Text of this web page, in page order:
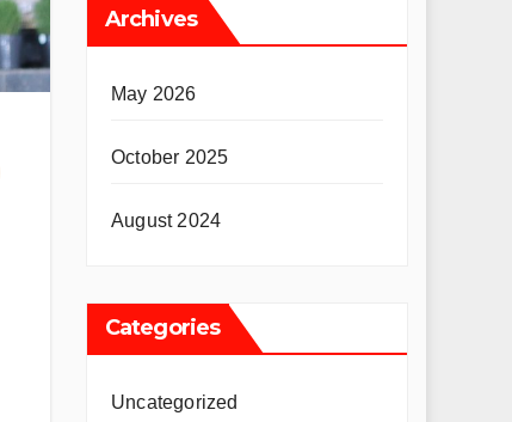
Archives
May 2026
October 2025
August 2024
Categories
Uncategorized